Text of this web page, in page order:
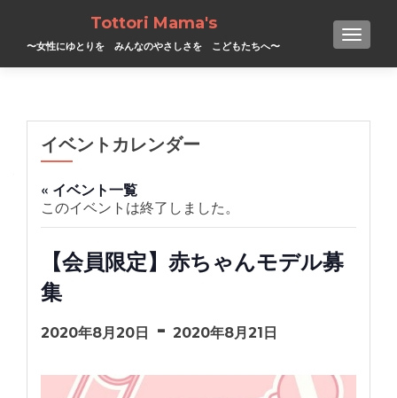
Tottori Mama's
〜女性にゆとりを みんなのやさしさを こどもたちへ〜
イベントカレンダー
« イベント一覧
このイベントは終了しました。
【会員限定】赤ちゃんモデル募
集
2020年8月20日 - 2020年8月21日